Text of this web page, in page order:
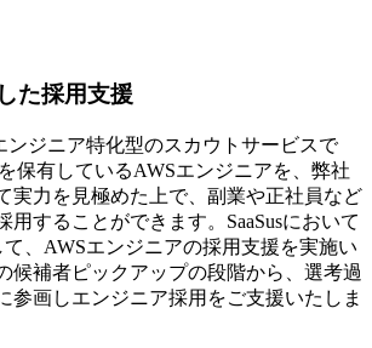
た採用支援
ンジニア特化型のスカウトサービスで
保有しているAWSエンジニアを、弊社
実力を見極めた上で、副業や正社員など
用することができます。 SaaSusにおいて
て、AWSエンジニアの採用支援を実施い
候補者ピックアップの段階から、選考過
参画しエンジニア採用をご支援いたしま